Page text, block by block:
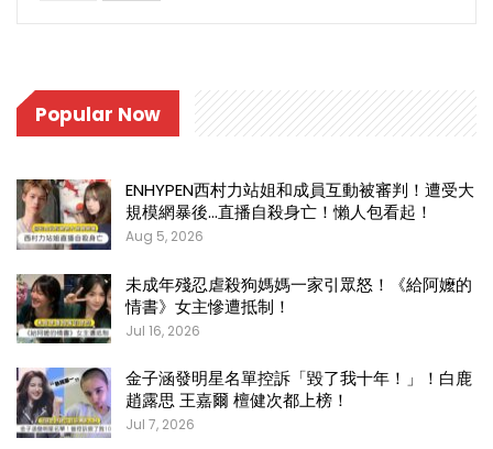
Popular Now
ENHYPEN西村力站姐和成員互動被審判！遭受大
規模網暴後…直播自殺身亡！懶人包看起！
Aug 5, 2026
未成年殘忍虐殺狗媽媽一家引眾怒！《給阿嬤的
情書》女主慘遭抵制！
Jul 16, 2026
金子涵發明星名單控訴「毀了我十年！」！白鹿
趙露思 王嘉爾 檀健次都上榜！
Jul 7, 2026